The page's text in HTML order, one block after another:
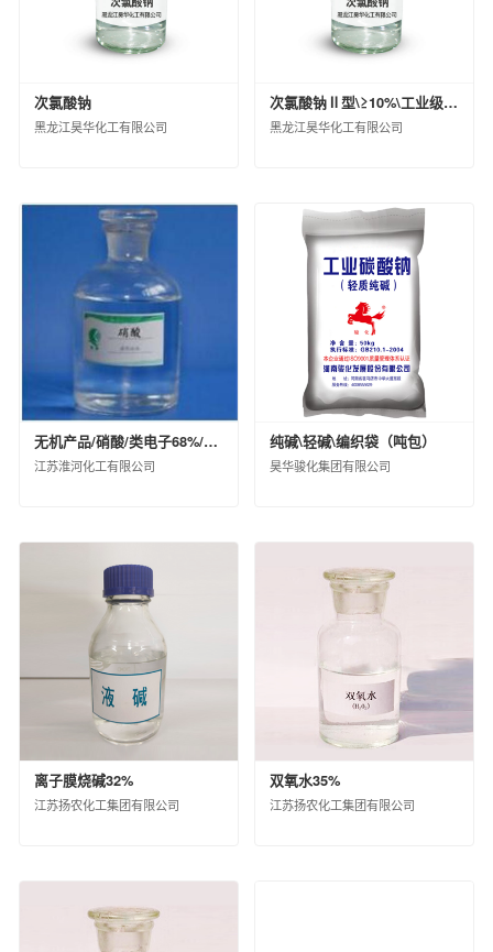
中蓝连海设计研究院有限公司
中蓝长化工程科技有限公司
中化环境水务（北京）有限公司
兰州蓝星清洗有限公司
中化环信环境工程（上海）有限公司
蓝星工程有限公司
京泰环保科技有限公司
中化环境科技工程有限公司
中化环境大气治理股份有限公司
中化环境修复（上海）有限公司
中国中化环境监测总站
江西星火航天新材料有限公司
风神轮胎股份有限公司
青岛橡六输送带有限公司
福建天华智能装备有限公司
益阳橡胶塑料机械集团有限公司
桂林橡胶机械有限公司
蓝星（北京）化工机械有限公司
西安骊山汽车制造有限公司
沈阳汽车车桥制造有限公司
华夏汉华化工装备有限公司
北京宏远南口创新技术有限公司
中国化工信息中心有限公司
昊华化工科技集团股份有限公司
中化石油安徽六安有限公司
次氯酸钠
黑龙江昊华化工有限公司
次氯酸钠Ⅱ型\≥10%\工业级\散装\液态
黑龙江昊华化工有限公司
无机产品/硝酸/类电子68%/散装（KG）/30000/合格品
江苏淮河化工有限公司
纯碱\轻碱\编织袋（吨包）
昊华骏化集团有限公司
离子膜烧碱32%
江苏扬农化工集团有限公司
双氧水35%
江苏扬农化工集团有限公司